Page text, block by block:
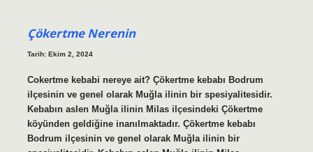
Çökertme Nerenin
Tarih: Ekim 2, 2024
Cokertme kebabi nereye ait? Çökertme kebabı Bodrum
ilçesinin ve genel olarak Muğla ilinin bir spesiyalitesidir.
Kebabın aslen Muğla ilinin Milas ilçesindeki Çökertme
köyünden geldiğine inanılmaktadır. Çökertme kebabı
Bodrum ilçesinin ve genel olarak Muğla ilinin bir